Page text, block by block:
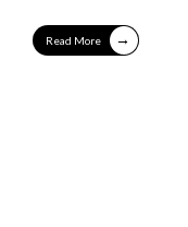
Read More →